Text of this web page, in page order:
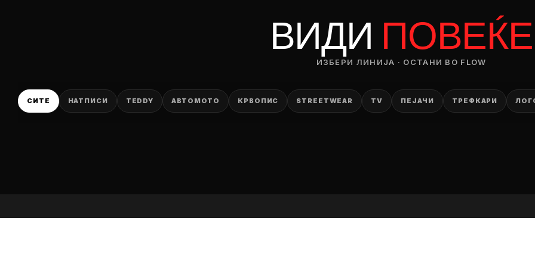
ВИДИ ПОВЕЌЕ
ИЗБЕРИ ЛИНИЈА · ОСТАНИ ВО FLOW
СИТЕ НАТПИСИ TEDDY АВТОМОТО КРВОПИС STREETWEAR TV ПЕЈАЧИ ТРЕФКАРИ
— ден
ПЛАТИ ПРИ ДОСТАВА ВО КЕШ